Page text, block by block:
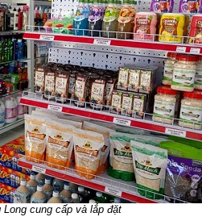
cung cấp và lắp đặt